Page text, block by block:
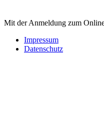
Mit der Anmeldung zum
Impressum
Datenschutz